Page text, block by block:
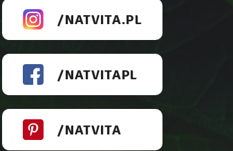
/NATVITA.PL
/NATVITAPL
/NATVITA